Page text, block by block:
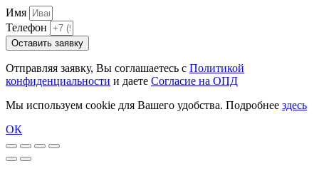
Имя
Телефон
Оставить заявку
Отправляя заявку, Вы соглашаетесь с Политикой
конфиденциальности и даете Согласие на ОПД
Мы используем cookie для Вашего удобства. Подробнее здесь
ОК